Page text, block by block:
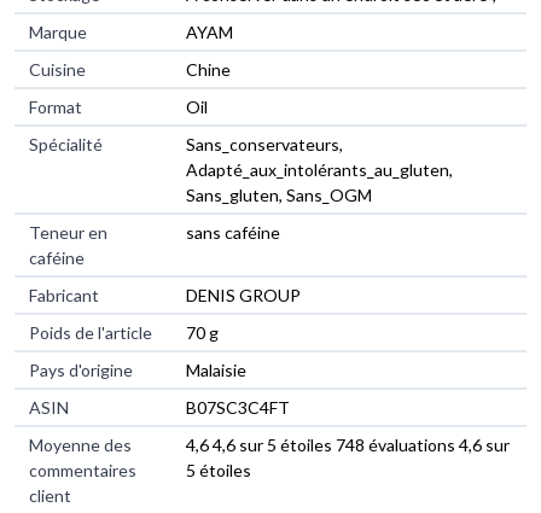
Marque
‎AYAM
Cuisine
‎Chine
Format
‎Oil
Spécialité
‎Sans_conservateurs,
Adapté_aux_intolérants_au_gluten,
Sans_gluten, Sans_OGM
Teneur en
caféine
‎sans caféine
Fabricant
‎DENIS GROUP
Poids de l'article
‎70 g
Pays d'origine
‎Malaisie
ASIN
B07SC3C4FT
Moyenne des
commentaires
client
4,6 4,6 sur 5 étoiles 748 évaluations 4,6 sur
5 étoiles